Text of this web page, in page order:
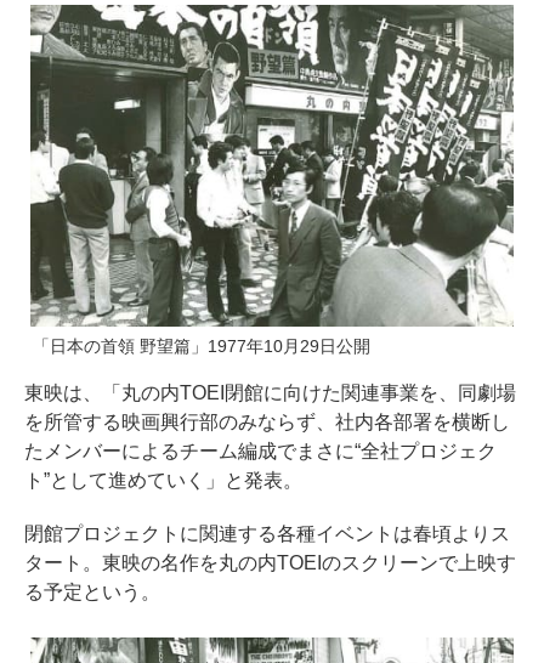
「日本の首領 野望篇」1977年10月29日公開
東映は、「丸の内TOEI閉館に向けた関連事業を、同劇場
を所管する映画興行部のみならず、社内各部署を横断し
たメンバーによるチーム編成でまさに“全社プロジェク
ト”として進めていく」と発表。
閉館プロジェクトに関連する各種イベントは春頃よりス
タート。東映の名作を丸の内TOEIのスクリーンで上映す
る予定という。